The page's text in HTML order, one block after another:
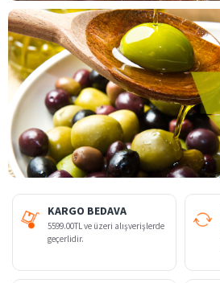
KARGO BEDAVA
5599.00TL ve üzeri alışverişlerde
geçerlidir.